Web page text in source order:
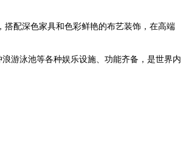
搭配深色家具和色彩鲜艳的布艺装饰，在高端
游泳池等各种娱乐设施、功能齐备，是世界内